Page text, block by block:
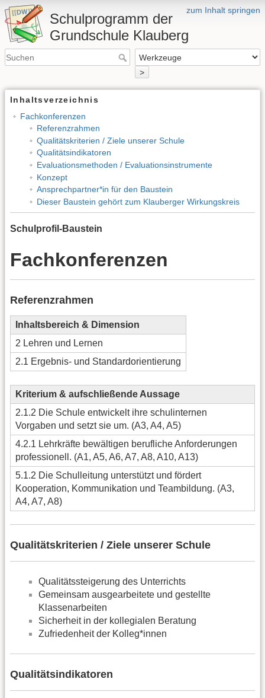
zum Inhalt springen
Schulprogramm der
Grundschule Klauberg
>
Inhaltsverzeichnis
Fachkonferenzen
Referenzrahmen
Qualitätskriterien / Ziele unserer Schule
Qualitätsindikatoren
Evaluationsmethoden / Evaluationsinstrumente
Konzept
Ansprechpartner*in für den Baustein
Dieser Baustein gehört zum Klauberger Wirkungskreis
Schulprofil-Baustein
Fachkonferenzen
Referenzrahmen
Inhaltsbereich & Dimension
2 Lehren und Lernen
2.1 Ergebnis- und Standardorientierung
Kriterium & aufschließende Aussage
2.1.2 Die Schule entwickelt ihre schulinternen
Vorgaben und setzt sie um. (A3, A4, A5)
4.2.1 Lehrkräfte bewältigen berufliche Anforderungen
professionell. (A1, A5, A6, A7, A8, A10, A13)
5.1.2 Die Schulleitung unterstützt und fördert
Kooperation, Kommunikation und Teambildung. (A3,
A4, A7, A8)
Qualitätskriterien / Ziele unserer Schule
Qualitätssteigerung des Unterrichts
Gemeinsam ausgearbeitete und gestellte
Klassenarbeiten
Sicherheit in der kollegialen Beratung
Zufriedenheit der Kolleg*innen
Qualitätsindikatoren